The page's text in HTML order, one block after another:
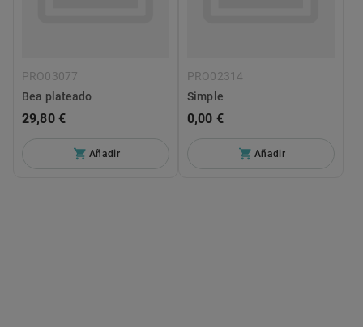
PRO03077
Bea plateado
29,80 €
Añadir
PRO02314
Simple
0,00 €
Añadir